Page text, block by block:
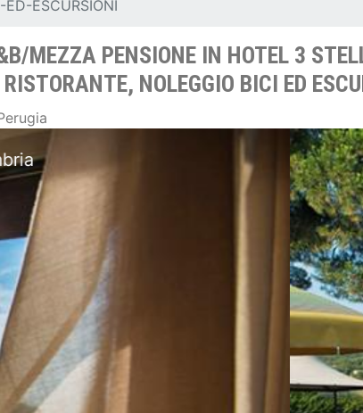
ESCURSIONI
MEZZA PENSIONE IN HOTEL 3
NOLEGGIO BICI ED
3 stelle-piscina-solarium-Lago